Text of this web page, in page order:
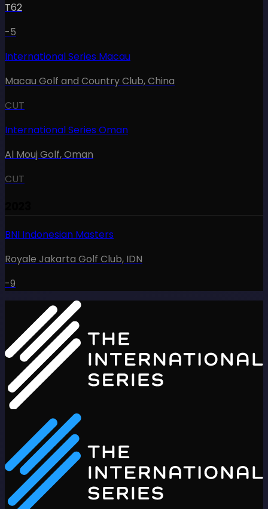
T62
-5
International Series Macau
Macau Golf and Country Club,China
CUT
International Series Oman
Al Mouj Golf,Oman
CUT
BNI Indonesian Masters
Royale Jakarta Golf Club, IDN
-9